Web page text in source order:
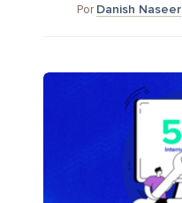
Por Danish Naseer